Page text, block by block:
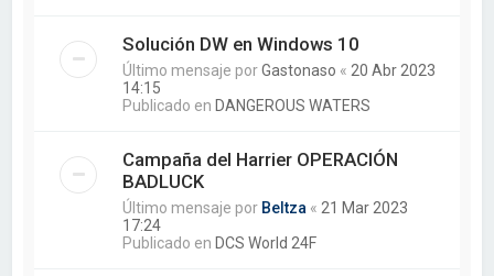
Solución DW en Windows 10
Último mensaje porGastonaso « 20 Abr 2023
14:15
Publicado en DANGEROUS WATERS
Campaña del Harrier OPERACIÓN
BADLUCK
Último mensaje por Beltza « 21 Mar 2023
17:24
Publicado en DCS World 24F